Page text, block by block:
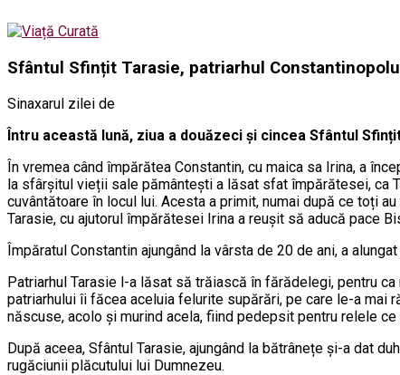
Sfântul Sfințit Tarasie, patriarhul
Sinaxarul zilei de
Întru această lună, ziua a douăzeci și cincea Sfântul
În vremea când împărătea Constantin, cu maica sa Irina, a
la sfârșitul vieții sale pământești a lăsat sfat împărătesei, ca
cuvântătoare în locul lui. Acesta a primit, numai după ce toți
Tarasie, cu ajutorul împărătesei Irina a reușit să aducă pace
Împăratul Constantin ajungând la vârsta de 20 de ani, a
Patriarhul Tarasie l-a lăsat să trăiască în fărădelegi, pentru
patriarhului îi făcea aceluia felurite supărări, pe care le-a mai
născuse, acolo și murind acela, fiind pedepsit pentru relele ce
După aceea, Sfântul Tarasie, ajungând la bătrânețe și-a dat
rugăciunii plăcutului lui Dumnezeu.